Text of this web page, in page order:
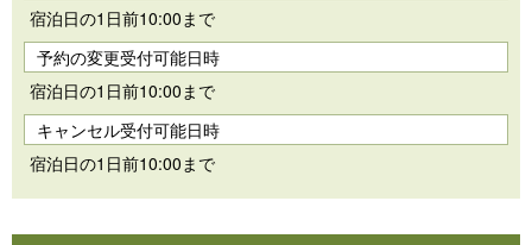
宿泊日の1日前10:00まで
予約の変更受付可能日時
宿泊日の1日前10:00まで
キャンセル受付可能日時
宿泊日の1日前10:00まで